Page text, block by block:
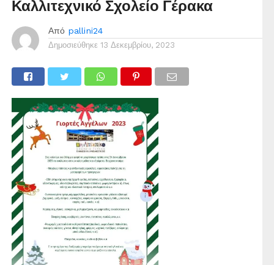
Καλλιτεχνικό Σχολείο Γέρακα
Από pallini24
Δημοσιεύθηκε 13 Δεκεμβρίου, 2023